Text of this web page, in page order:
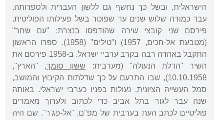
הישראלית, ובשל כך נחשף גם ללשון העברית ולספרותה.
עבד כמורה שלוש שנים עד שפוטר בשל פעילותו הפוליטית.
פירסם שני קובצי שירה שהודפסו בנצרת: "עם שחר"
(מטבעת אל-חכים, 1957) ו"טילים" (1958). ספרו הראשון
התקבל באהדה רבה בקרב ערביי ישראל. ב-1958 פירסם את
השיר "הדלת הנעולה" (מערבית: ששון סומך, "הארץ",
10.10.1958), שבו התרעם על כך שדלתות הקיבוץ והמושב,
סמל העשייה הציונית, נעולות בפניו כערבי ישראלי. באותה
שנה עבר לגור בתל אביב כדי לכתוב ולערוך מאמרים
פוליטיים לכתב העת בערבית של מפ"ם, "אל-פג'ר". שם היה